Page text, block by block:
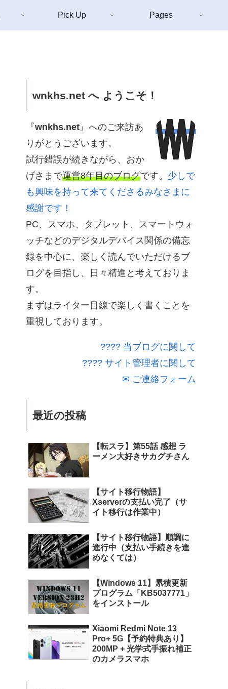
Pick Up Pages
wnkhs.net へ ようこそ！
『wnkhs.net 』へのご来訪あ
りがとうございます。
試行錯誤が続きながら、おか
げさまで運営8年目のブログです。 少しで
も興味を持って来てくださるみなさまに
感謝です！
PC、スマホ、タブレット、スマートウォ
ッチなどのデジタルデバイス関係の備忘
録を中心に、楽しく読んでいただけるブ
ログを目指し、日々精進と考えておりま
す。
まずはライター目線で楽しく書くことを
重視しております。
???? 当ブログに関して
???? サイト管理者に関して
✉ ご連絡フォーム
最近の投稿
【転スラ】第55話 感想 ラ
ーメン大好きサカグチさん
【サイト移行物語】
Xserverの支払い完了（サ
イト移行は作業中）
【サイト移行物語】順調に
進行中（支払い手続きを進
めなくては）
【Windows 11】累積更新
プログラム「KB5037771」
をインストール
Xiaomi Redmi Note 13
Pro+ 5G【予約特典あり】
200MP + 光学式手振れ補正
のカメラスマホ